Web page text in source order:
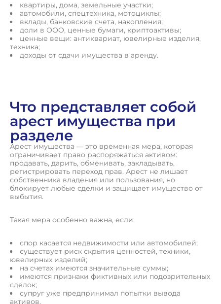
Что представляет собой
арест имущества при
разделе
Арест имущества — это временная мера, которая
ограничивает право распоряжаться активом:
продавать, дарить, обменивать, закладывать,
регистрировать переход прав. Арест не лишает
собственника владения или пользования, но
блокирует любые сделки и защищает имущество от
выбытия.
Такая мера особенно важна, если:
спор касается недвижимости или автомобилей;
существует риск скрытия ценностей, техники,
ювелирных изделий;
на счетах имеются значительные суммы;
имеются признаки фиктивных или подозрительных
сделок;
супруг уже предпринимал попытки вывода
активов.
квартиры, дома, земельные участки;
автомобили, спецтехника, мотоциклы;
вклады, банковские счета, накопления;
доли в ООО, ценные бумаги, криптоактивы;
ценные вещи: антиквариат, ювелирные изделия,
техника;
доходы от сдачи имущества в аренду.